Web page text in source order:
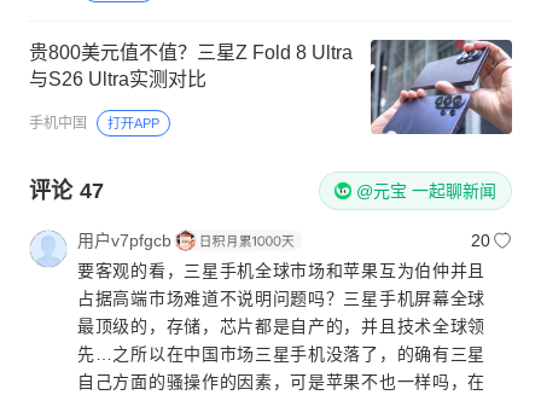
贵800美元值不值？三星Z Fold 8 Ultra
与S26 Ultra实测对比
手机中国 打开APP
评论 47 @元宝 一起聊新闻
用户v7pfgcb
20
要客观的看，三星手机全球市场和苹果互为伯仲并且
占据高端市场难道不说明问题吗？三星手机屏幕全球
最顶级的，存储，芯片都是自产的，并且技术全球领
先…之所以在中国市场三星手机没落了，的确有三星
自己方面的骚操作的因素，可是苹果不也一样吗，在